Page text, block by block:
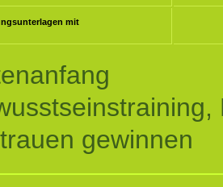
mit
gewinnen